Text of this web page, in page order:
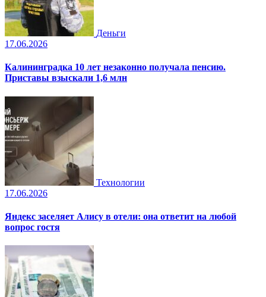
Деньги
17.06.2026
Калининградка 10 лет незаконно получала пенсию.
Приставы взыскали 1,6 млн
Технологии
17.06.2026
Яндекс заселяет Алису в отели: она ответит на любой
вопрос гостя